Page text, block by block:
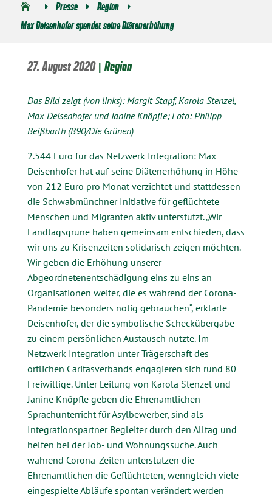
E Presse E Region E
Max Deisenhofer spendet seine Diätenerhöhung
27. August 2020|Region
Das Bild zeigt (von links): Margit Stapf, Karola Stenzel,
Max Deisenhofer und Janine Knöpfle; Foto: Philipp
Beißbarth (B90/Die Grünen)
2.544 Euro für das Netzwerk Integration: Max
Deisenhofer hat auf seine Diätenerhöhung in Höhe
von 212 Euro pro Monat verzichtet und stattdessen
die Schwabmünchner Initiative für geflüchtete
Menschen und Migranten aktiv unterstützt. „Wir
Landtagsgrüne haben gemeinsam entschieden, dass
wir uns zu Krisenzeiten solidarisch zeigen möchten.
Wir geben die Erhöhung unserer
Abgeordnetenentschädigung eins zu eins an
Organisationen weiter, die es während der Corona-
Pandemie besonders nötig gebrauchen“, erklärte
Deisenhofer, der die symbolische Scheckübergabe
zu einem persönlichen Austausch nutzte. Im
Netzwerk Integration unter Trägerschaft des
örtlichen Caritasverbands engagieren sich rund 80
Freiwillige. Unter Leitung von Karola Stenzel und
Janine Knöpfle geben die Ehrenamtlichen
Sprachunterricht für Asylbewerber, sind als
Integrationspartner Begleiter durch den Alltag und
helfen bei der Job- und Wohnungssuche. Auch
während Corona-Zeiten unterstützen die
Ehrenamtlichen die Geflüchteten, wenngleich viele
eingespielte Abläufe spontan verändert werden